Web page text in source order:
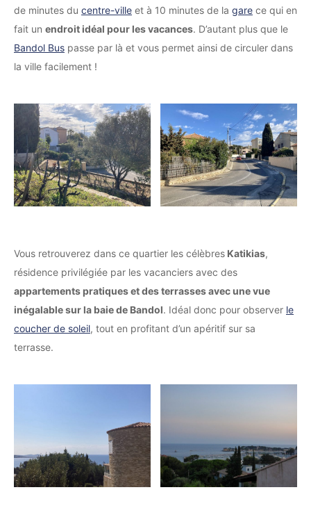
de minutes du centre-ville et à 10 minutes de la gare ce qui en
fait un endroit idéal pour les vacances. D’autant plus que le
Bandol Bus passe par là et vous permet ainsi de circuler dans
la ville facilement !
Vous retrouverez dans ce quartier les célèbres Katikias,
résidence privilégiée par les vacanciers avec des
appartements pratiques et des terrasses avec une vue
inégalable sur la baie de Bandol. Idéal donc pour observer le
coucher de soleil, tout en profitant d’un apéritif sur sa
terrasse.